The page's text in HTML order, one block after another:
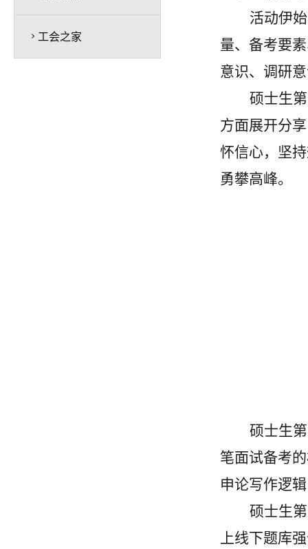
工会之家
活动伊
量、备考要
意识、调研
硕士生
方面展开分
怀信心，坚
勇攀高峰。
硕士生
笔面试备考
申论写作逻
硕士生
上线下题库